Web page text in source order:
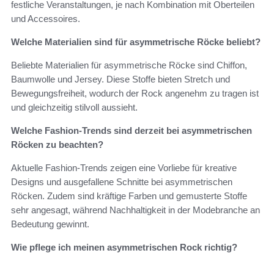
festliche Veranstaltungen, je nach Kombination mit Oberteilen
und Accessoires.
Welche Materialien sind für asymmetrische Röcke beliebt?
Beliebte Materialien für asymmetrische Röcke sind Chiffon,
Baumwolle und Jersey. Diese Stoffe bieten Stretch und
Bewegungsfreiheit, wodurch der Rock angenehm zu tragen ist
und gleichzeitig stilvoll aussieht.
Welche Fashion-Trends sind derzeit bei asymmetrischen
Röcken zu beachten?
Aktuelle Fashion-Trends zeigen eine Vorliebe für kreative
Designs und ausgefallene Schnitte bei asymmetrischen
Röcken. Zudem sind kräftige Farben und gemusterte Stoffe
sehr angesagt, während Nachhaltigkeit in der Modebranche an
Bedeutung gewinnt.
Wie pflege ich meinen asymmetrischen Rock richtig?